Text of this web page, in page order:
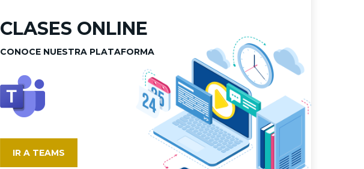
CLASES ONLINE
CONOCE NUESTRA PLATAFORMA
IR A TEAMS